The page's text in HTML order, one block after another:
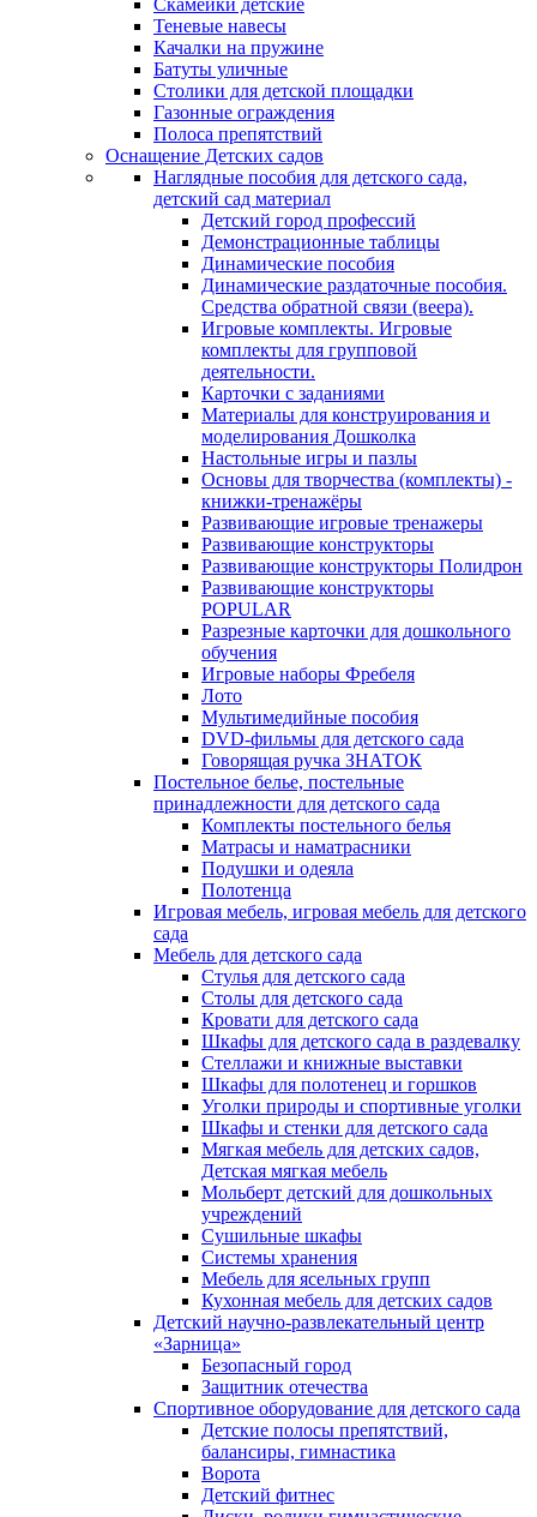
Скамейки детские
Теневые навесы
Качалки на пружине
Батуты уличные
Столики для детской площадки
Газонные ограждения
Полоса препятствий
Оснащение Детских садов
Наглядные пособия для детского сада,
детский сад материал
Детский город профессий
Демонстрационные таблицы
Динамические пособия
Динамические раздаточные пособия.
Средства обратной связи (веера).
Игровые комплекты. Игровые
комплекты для групповой
деятельности.
Карточки с заданиями
Материалы для конструирования и
моделирования Дошколка
Настольные игры и пазлы
Основы для творчества (комплекты) -
книжки-тренажёры
Развивающие игровые тренажеры
Развивающие конструкторы
Развивающие конструкторы Полидрон
Развивающие конструкторы
POPULAR
Разрезные карточки для дошкольного
обучения
Игровые наборы Фребеля
Лото
Мультимедийные пособия
DVD-фильмы для детского сада
Говорящая ручка ЗНАТОК
Постельное белье, постельные
принадлежности для детского сада
Комплекты постельного белья
Матрасы и наматрасники
Подушки и одеяла
Полотенца
Игровая мебель, игровая мебель для детского
сада
Мебель для детского сада
Стулья для детского сада
Столы для детского сада
Кровати для детского сада
Шкафы для детского сада в раздевалку
Стеллажи и книжные выставки
Шкафы для полотенец и горшков
Уголки природы и спортивные уголки
Шкафы и стенки для детского сада
Мягкая мебель для детских садов,
Детская мягкая мебель
Мольберт детский для дошкольных
учреждений
Сушильные шкафы
Системы хранения
Мебель для ясельных групп
Кухонная мебель для детских садов
Детский научно-развлекательный центр
«Зарница»
Безопасный город
Защитник отечества
Спортивное оборудование для детского сада
Детские полосы препятствий,
балансиры, гимнастика
Ворота
Детский фитнес